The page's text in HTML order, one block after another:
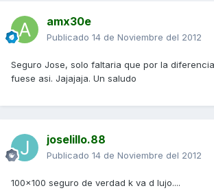
amx30e
Publicado 14 de Noviembre del 2012
Seguro Jose, solo faltaria que por la
fuese asi. Jajajaja. Un saludo
joselillo.88
Publicado 14 de Noviembre del 2012
100x100 seguro de verdad k va d lujo....